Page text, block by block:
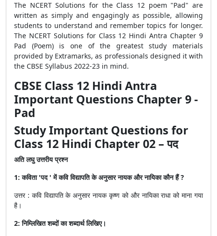
The NCERT Solutions for the Class 12 poem "Pad" are
written as simply and engagingly as possible, allowing
students to understand and remember topics for longer.
The NCERT Solutions for Class 12 Hindi Antra Chapter 9
Pad (Poem) is one of the greatest study materials
provided by Extramarks, as professionals designed it with
the CBSE Syllabus 2022-23 in mind.
CBSE Class 12 Hindi Antra
Important Questions Chapter 9 -
Pad
Study Important Questions for
Class 12 Hindi Chapter 02 – पद
अति लघु उत्तरीय प्रश्न
1: कविता 'पद ' में कवि विद्यापति के अनुसार नायक और नायिका कौन हैं ?
उत्तर : कवि विद्यापति के अनुसार नायक कृष्ण को और नायिका राधा को माना गया
है।
2: निम्लिखित शब्दों का शब्दार्थ लिखिए।